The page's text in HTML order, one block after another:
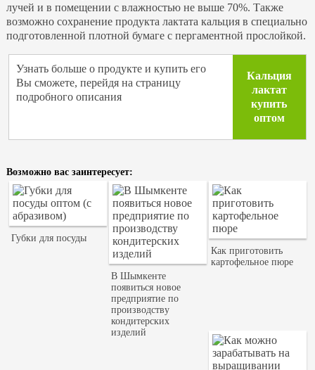
лучей и в помещении с влажностью не выше 70%. Также
возможно сохранение продукта лактата кальция в специально
подготовленной плотной бумаге с пергаментной прослойкой.
Узнать больше о продукте и купить его
Вы сможете, перейдя на страницу
подробного описания
Кальция
лактат
купить
оптом
Возможно вас заинтересует:
Губки для посуды
В Шымкенте
появиться новое
предприятие по
производству
кондитерских
изделий
Как приготовить
картофельное пюре